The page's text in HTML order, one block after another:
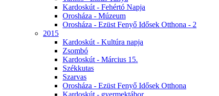
Kardoskút - Fehértó Napja
Orosháza - Múzeum
Orosháza - Ezüst Fenyő Idősek Otthona - 2
2015
Kardoskút - Kultúra napja
Zsombó
Kardoskút - Március 15.
Székkutas
Szarvas
Orosháza - Ezüst Fenyő Idősek Otthona
Kardoskút - gyermektábor